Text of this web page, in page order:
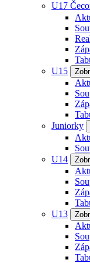
U17
U15
Juniorky
U14
U13